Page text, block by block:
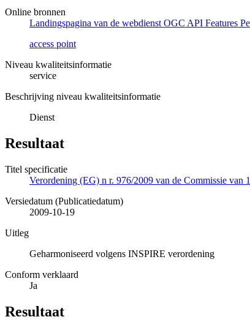
Online bronnen
Landingspagina van de webdienst OGC API Features
access point
Niveau kwaliteitsinformatie
service
Beschrijving niveau kwaliteitsinformatie
Dienst
Resultaat
Titel specificatie
Verordening (EG) n r. 976/2009 van de Commissie van
Versiedatum (Publicatiedatum)
2009-10-19
Uitleg
Geharmoniseerd volgens INSPIRE verordening
Conform verklaard
Ja
Resultaat